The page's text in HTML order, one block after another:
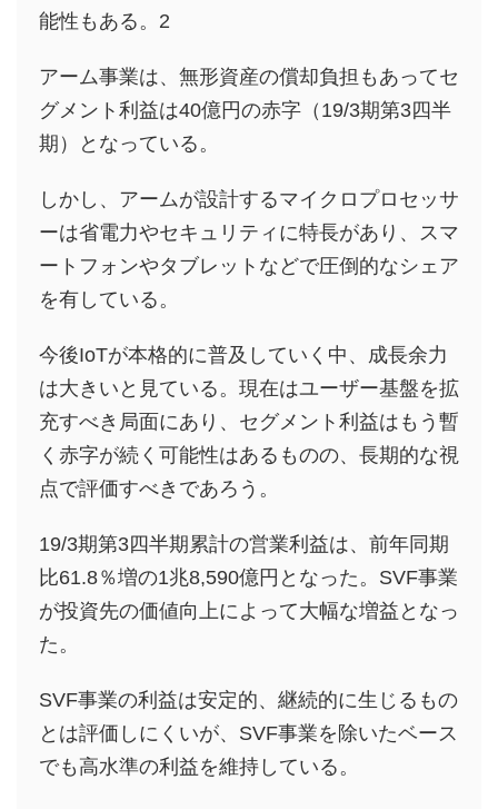
能性もある。2
アーム事業は、無形資産の償却負担もあってセ
グメント利益は40億円の赤字（19/3期第3四半
期）となっている。
しかし、アームが設計するマイクロプロセッサ
ーは省電力やセキュリティに特長があり、スマ
ートフォンやタブレットなどで圧倒的なシェア
を有している。
今後IoTが本格的に普及していく中、成長余力
は大きいと見ている。現在はユーザー基盤を拡
充すべき局面にあり、セグメント利益はもう暫
く赤字が続く可能性はあるものの、長期的な視
点で評価すべきであろう。
19/3期第3四半期累計の営業利益は、前年同期
比61.8％増の1兆8,590億円となった。SVF事業
が投資先の価値向上によって大幅な増益となっ
た。
SVF事業の利益は安定的、継続的に生じるもの
とは評価しにくいが、SVF事業を除いたベース
でも高水準の利益を維持している。